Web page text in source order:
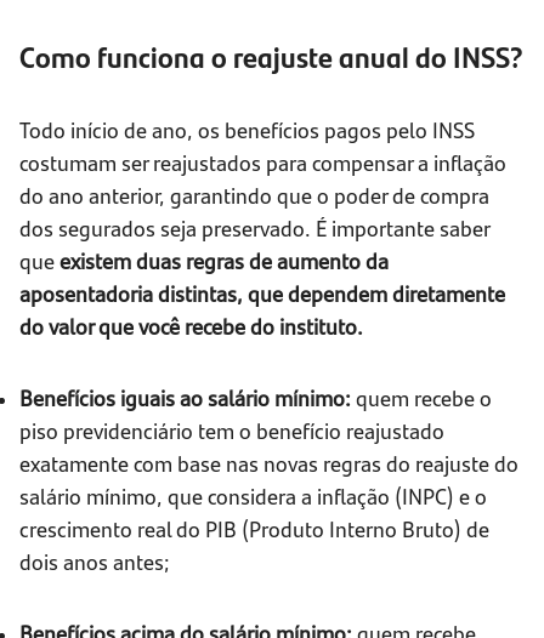
Como funciona o reajuste anual do INSS?
Todo início de ano, os benefícios pagos pelo INSS
costumam ser reajustados para compensar a inflação
do ano anterior, garantindo que o poder de compra
dos segurados seja preservado. É importante saber
queexistem duas regras de aumento da
aposentadoria distintas, que dependem diretamente
do valor que você recebe do instituto.
Benefícios iguais ao salário mínimo: quem recebe o
piso previdenciário tem o benefício reajustado
exatamente com base nas novas regras do reajuste do
salário mínimo, que considera a inflação (INPC) e o
crescimento real do PIB (Produto Interno Bruto) de
dois anos antes;